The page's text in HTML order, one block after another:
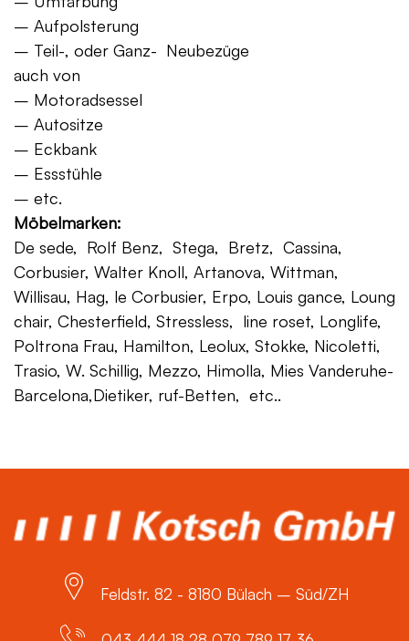
– Aufpolsterung
– Teil-, oder Ganz- Neubezüge
auch von
– Motoradsessel
– Autositze
– Eckbank
– Essstühle
– etc.
Möbelmarken:
De sede, Rolf Benz, Stega, Bretz, Cassina,
Corbusier, Walter Knoll, Artanova, Wittman,
Willisau, Hag, le Corbusier, Erpo, Louis gance, Loung
chair, Chesterfield, Stressless, line roset, Longlife,
Poltrona Frau, Hamilton, Leolux, Stokke, Nicoletti,
Trasio, W. Schillig, Mezzo, Himolla, Mies Vanderuhe-
Barcelona,Dietiker, ruf-Betten, etc..
Feldstr. 82 - 8180 Bülach – Süd/ZH